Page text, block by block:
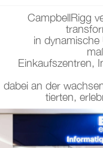
CampbellRigg
in
Einkaufszentren,
dabei an der
tierten,